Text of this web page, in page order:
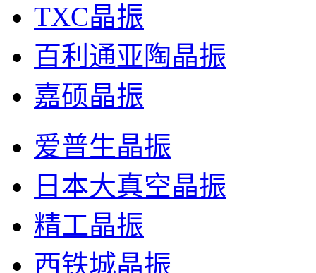
TXC晶振
百利通亚陶晶振
嘉硕晶振
爱普生晶振
日本大真空晶振
精工晶振
西铁城晶振